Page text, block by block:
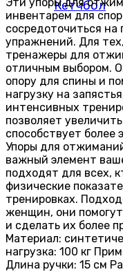
Кетчбол
инвентарем для
сосредоточиться на
упражнений. Для
тренажеры для
отличным выбором.
опору для спины и
нагрузку на
интенсивных
позволяет
способствует
Упоры для
важный элемент
подходят для всех,
физические
тренировках.
женщин, они
и сделать их более
Материал:
нагрузка: 100 кг
Длина ручки: 15 см